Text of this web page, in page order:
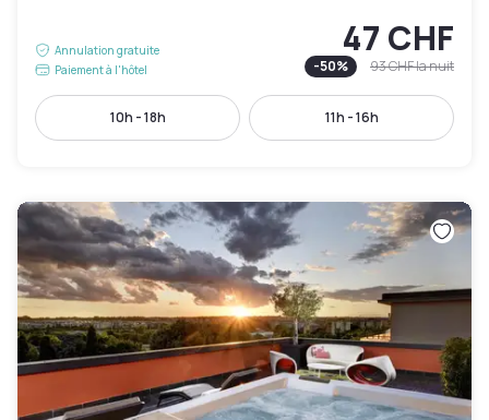
Annulation gratuite
Paiement à l'hôtel
47 CHF
-50% 93 CHFla nuit
10h - 18h 11h - 16h